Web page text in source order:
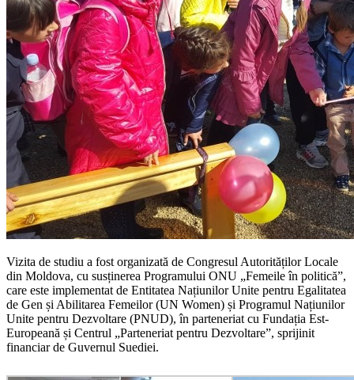
Vizita de studiu a fost organizată de Congresul Autorităților Locale
din Moldova, cu susținerea Programului ONU „Femeile în politică”,
care este implementat de Entitatea Națiunilor Unite pentru Egalitatea
de Gen și Abilitarea Femeilor (UN Women) și Programul Națiunilor
Unite pentru Dezvoltare (PNUD), în parteneriat cu Fundația Est-
Europeană și Centrul „Parteneriat pentru Dezvoltare”, sprijinit
financiar de Guvernul Suediei.